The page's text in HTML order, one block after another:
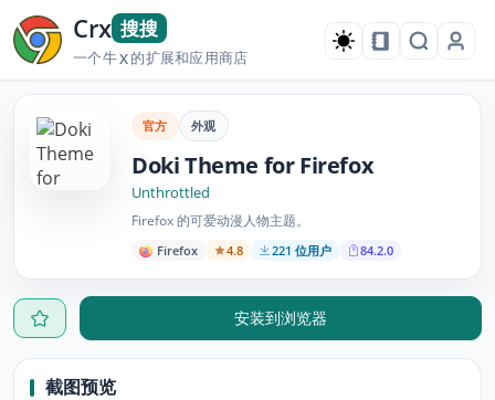
Crx 搜搜
一个牛X的扩展和应用商店
官方 外观
Doki Theme for Firefox
Unthrottled
Firefox 的可爱动漫人物主题。
Firefox 4.8 221 位用户 84.2.0
安装到浏览器
截图预览